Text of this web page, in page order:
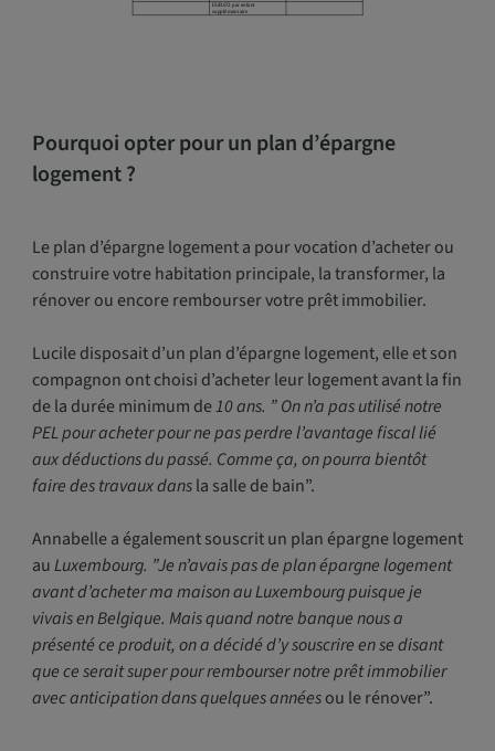
Pourquoi opter pour un plan d’épargne
logement ?
Le plan d’épargne logement a pour vocation d’acheter ou
construire votre habitation principale, la transformer, la
rénover ou encore rembourser votre prêt immobilier.
Lucile disposait d’un plan d’épargne logement, elle et son
compagnon ont choisi d’acheter leur logement avant la fin
de la durée minimum de10 ans. ” On n’a pas utilisé notre
PEL pour acheter pour ne pas perdre l’avantage fiscal lié
aux déductions du passé. Comme ça, on pourra bientôt
faire des travaux dansla salle de bain”.
Annabelle a également souscrit un plan épargne logement
auLuxembourg. ”Je n’avais pas de plan épargne logement
avant d’acheter ma maison au Luxembourg puisque je
vivais en Belgique. Mais quand notre banque nous a
présenté ce produit, on a décidé d’y souscrire en se disant
que ce serait super pour rembourser notre prêt immobilier
avec anticipation dans quelques annéesou le rénover”.